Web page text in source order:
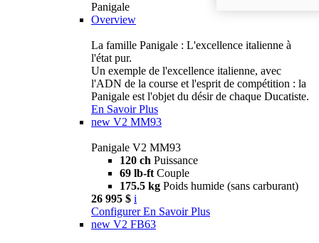
Panigale
Overview
La famille Panigale : L'excellence italienne à
l'état pur.
Un exemple de l'excellence italienne, avec
l'ADN de la course et l'esprit de compétition : la
Panigale est l'objet du désir de chaque Ducatiste.
En Savoir Plus
new V2 MM93
Panigale V2 MM93
120 ch Puissance
69 lb-ft Couple
175.5 kg Poids humide (sans carburant)
26 995 $ i
Configurer En Savoir Plus
new V2 FB63